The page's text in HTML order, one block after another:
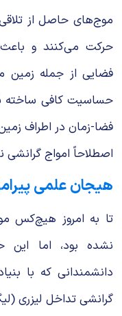
موج‌های حاصل از
حرکت می‌کنند و باعث
فضایی از جمله زمین
حساسیت کافی ساخته
فضا-زمان در اطراف
اصطلاحاً امواج
هیجان علمی
تا به امروز هیچ‌کس
نشده بود، اما این